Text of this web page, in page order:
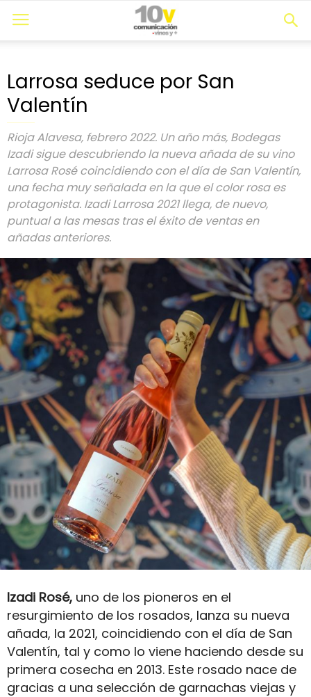
Larrosa seduce por San
Valentín
Rioja Alavesa, febrero 2022. Un año más, Bodegas
Izadi sigue descubriendo la nueva añada de su vino
Larrosa Rosé coincidiendo con el día de San Valentín,
una fecha muy señalada en la que el color rosa es
protagonista. Izadi Larrosa 2021 llega, de nuevo,
puntual a las mesas tras el éxito de ventas en
añadas anteriores.
Izadi Rosé, uno de los pioneros en el
resurgimiento de los rosados, lanza su nueva
añada, la 2021, coincidiendo con el día de San
Valentín, tal y como lo viene haciendo desde su
primera cosecha en 2013. Este rosado nace de
gracias a una selección de garnachas viejas y